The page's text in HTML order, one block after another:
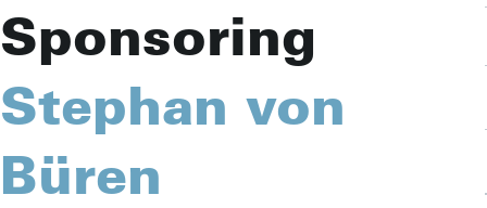
Sponsoring
Stephan von
Büren